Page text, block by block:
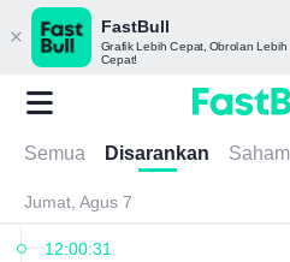
FastBull
Grafik Lebih Cepat, Obrolan Lebih
Cepat!
Semua Disarankan Saham
Jumat, Agus 7
12:00:31